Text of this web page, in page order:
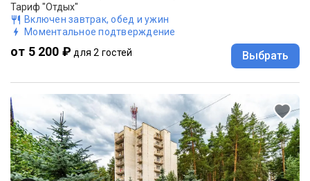
Тариф "Отдых"
Включен завтрак, обед и ужин
Моментальное подтверждение
от 5 200 ₽ для 2 гостей Выбрать